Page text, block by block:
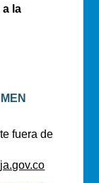
la
fuera de